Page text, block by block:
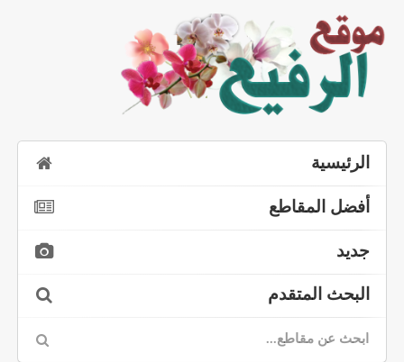
الرئيسية
أفضل المقاطع
جديد
البحث المتقدم